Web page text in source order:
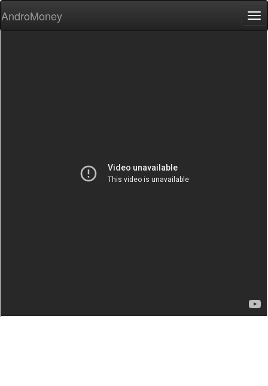
AndroMoney